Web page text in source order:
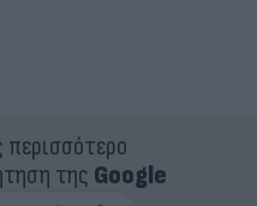
περισσότερο
της Google